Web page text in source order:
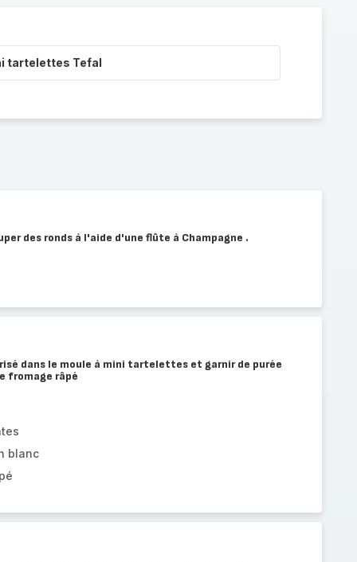
tartelettes Tefal
des ronds à l'aide d'une flûte à Champagne .
dans le moule à mini tartelettes et garnir de purée
fromage râpé
blanc